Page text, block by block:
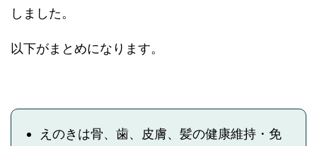
しました。
以下がまとめになります。
えのきは骨、歯、皮膚、髪の健康維持・免